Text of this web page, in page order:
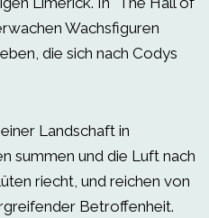
Wachsfiguren
die sich nach Codys
Landschaft in
summen und die Luft nach
riecht, und reichen von
Betroffenheit.